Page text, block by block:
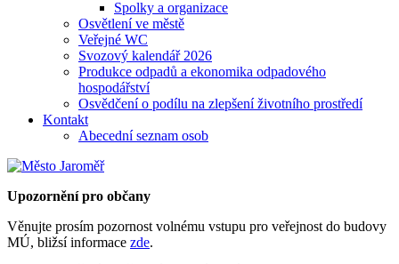
Spolky a organizace
Osvětlení ve městě
Veřejné WC
Svozový kalendář 2026
Produkce odpadů a ekonomika odpadového
hospodářství
Osvědčení o podílu na zlepšení životního prostředí
Kontakt
Abecední seznam osob
Upozornění pro občany
Věnujte prosím pozornost volnému vstupu pro veřejnost do budovy
MÚ, bližsí informace zde.